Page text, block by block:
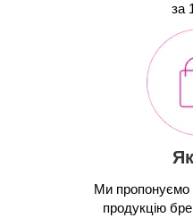
Ми пропонуємо
продукцію
за